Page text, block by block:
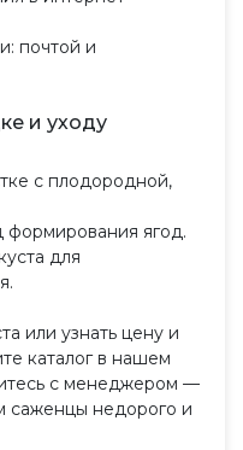
почтой и
и уходу
с плодородной,
формирования ягод.
для
или узнать цену и
каталог в нашем
с менеджером —
саженцы недорого и